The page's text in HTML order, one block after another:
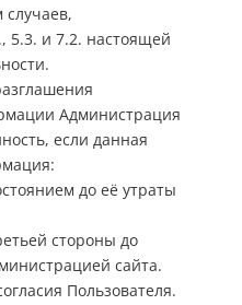
5.3. и 7.2. настоящей
Администрация
если данная
до её утраты
стороны до
сайта.
Пользователя.